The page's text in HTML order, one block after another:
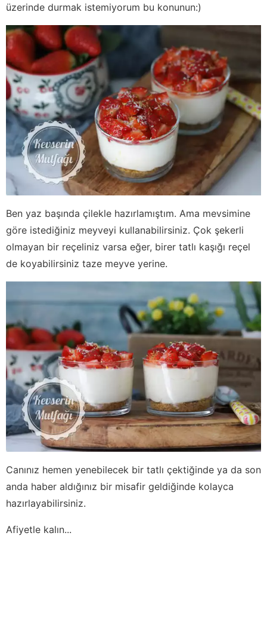
üzerinde durmak istemiyorum bu konunun:)
Ben yaz başında çilekle hazırlamıştım. Ama mevsimine
göre istediğiniz meyveyi kullanabilirsiniz. Çok şekerli
olmayan bir reçeliniz varsa eğer, birer tatlı kaşığı reçel
de koyabilirsiniz taze meyve yerine.
Canınız hemen yenebilecek bir tatlı çektiğinde ya da son
anda haber aldığınız bir misafir geldiğinde kolayca
hazırlayabilirsiniz.
Afiyetle kalın...